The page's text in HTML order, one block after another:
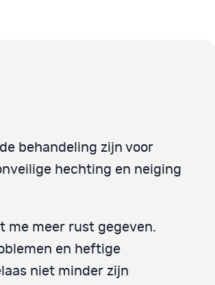
behandeling zijn voor
hechting en neiging
me meer rust gegeven.
en heftige
niet minder zijn